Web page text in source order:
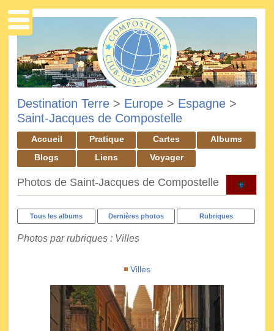
Destination Terre > Europe > Espagne >
Saint-Jacques de Compostelle
Accueil Pratique Cartes
Albums
Blogs
Liens Voyager
Photos de Saint-Jacques de Compostelle
Tous les albums Dernières photos Rubriques
Photos par rubriques : Villes
Villes